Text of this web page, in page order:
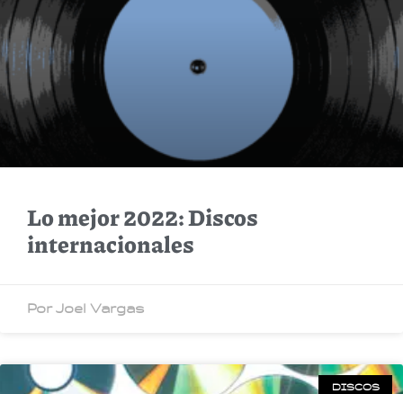
Lo mejor 2022: Discos
internacionales
Por Joel Vargas
DISCOS